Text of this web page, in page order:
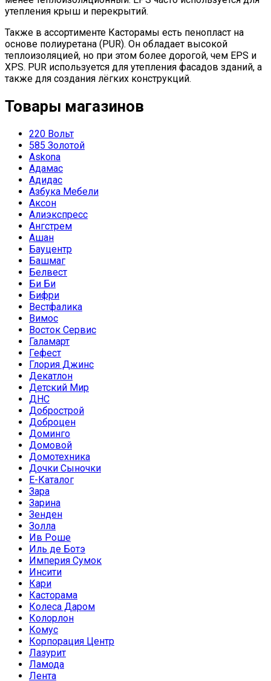
утепления крыш и перекрытий.
Также в ассортименте Касторамы есть пенопласт на
основе полиуретана (PUR). Он обладает высокой
теплоизоляцией, но при этом более дорогой, чем EPS и
XPS. PUR используется для утепления фасадов зданий, а
также для создания лёгких конструкций.
Товары магазинов
220 Вольт
585 Золотой
Askona
Адамас
Адидас
Азбука Мебели
Аксон
Алиэкспресс
Ангстрем
Ашан
Бауцентр
Башмаг
Белвест
Би Би
Бифри
Вестфалика
Вимос
Восток Сервис
Галамарт
Гефест
Глория Джинс
Декатлон
Детский Мир
ДНС
Добрострой
Доброцен
Доминго
Домовой
Домотехника
Дочки Сыночки
Е-Каталог
Зара
Зарина
Зенден
Золла
Ив Роше
Иль де Ботэ
Империя Сумок
Инсити
Кари
Касторама
Колеса Даром
Колорлон
Комус
Корпорация Центр
Лазурит
Ламода
Лента